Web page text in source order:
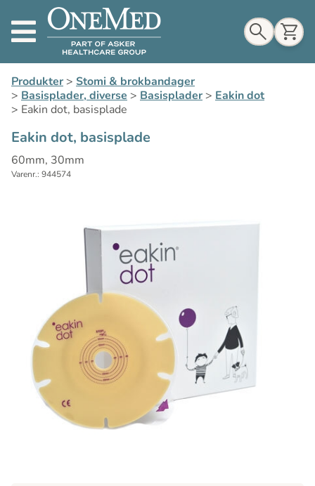
Indkøbskurv
Produkter> Stomi & brokbandager
> Basisplader, diverse > Basisplader> Eakin dot
> Eakin dot, basisplade
Eakin dot, basisplade
60mm, 30mm
Varenr.: 944574